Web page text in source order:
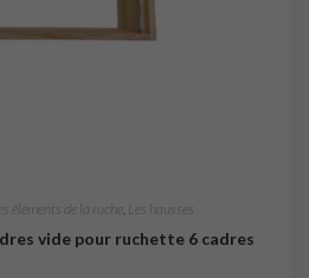
éléments de la ruche Les hausses
vide pour ruchette 6 cadres